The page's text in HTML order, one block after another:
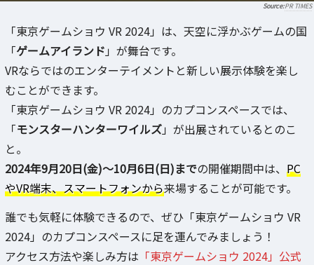
PR TIMES
「東京ゲームショウ VR 2024」は、天空に浮かぶゲームの国
「ゲームアイランド 」が舞台です。
VRならではのエンターテイメントと新しい展示体験を楽し
むことができます。
「東京ゲームショウ VR 2024」のカプコンスペースでは、
「モンスターハンターワイルズ」が出展されているとのこ
と。
2024年9月20日(金)～10月6日(日)までの開催期間中は、 PC
やVR端末、スマートフォンから来場することが可能です。
誰でも気軽に体験できるので、ぜひ「東京ゲームショウ VR
2024」のカプコンスペースに足を運んでみましょう！
アクセス方法や楽しみ方は 「東京ゲームショウ 2024」公式